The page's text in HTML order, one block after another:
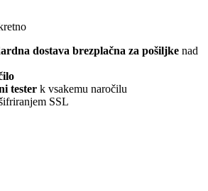
dostava brezplačna za pošiljke nad
tester k vsakemu naročilu
SSL